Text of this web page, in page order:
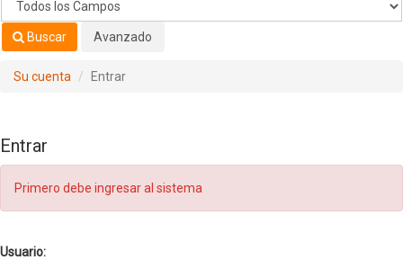
Buscar Avanzado
Su cuenta Entrar
Entrar
Primero debe ingresar al sistema
Usuario: